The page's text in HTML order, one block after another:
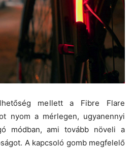
mellett a Fibre Flare
nyom a mérlegen, ugyanennyi
módban, ami tovább növeli a
A kapcsoló gomb megfelelő